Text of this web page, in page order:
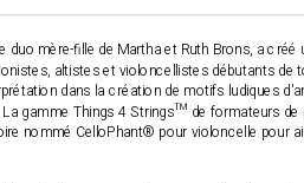
duo mère-fille de Martha et Ruth Brons, a
altistes et violoncellistes débutants de
dans la création de motifs ludiques
gamme Things 4 Strings™ de formateurs
nommé CelloPhant® pour violoncelle pour